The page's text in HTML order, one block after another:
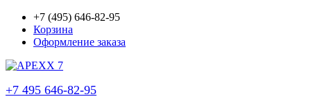
+7 (495) 646-82-95
Корзина
Оформление заказа
+7 495 646-82-95